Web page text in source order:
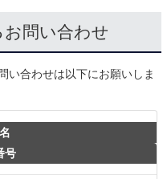
問い合わせ
い合わせは以下にお願いしま
号